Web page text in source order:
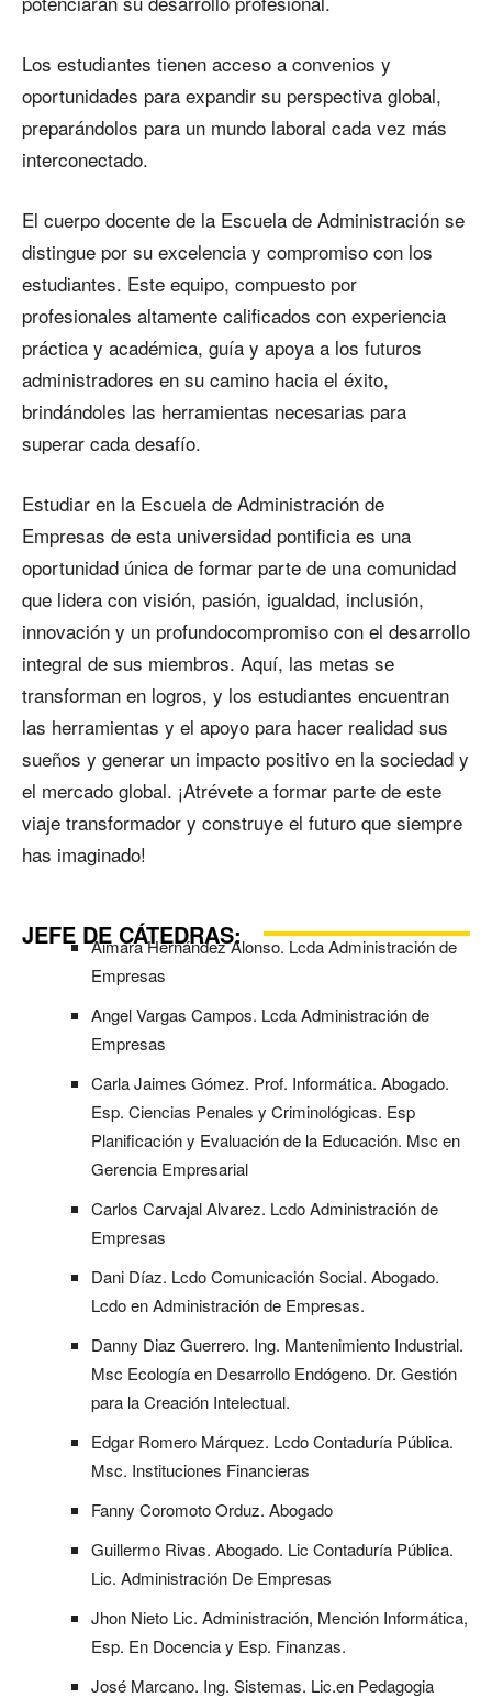
Los estudiantes tienen acceso a convenios y
oportunidades para expandir su perspectiva global,
preparándolos para un mundo laboral cada vez más
interconectado.
El cuerpo docente de la Escuela de Administración se
distingue por su excelencia y compromiso con los
estudiantes. Este equipo, compuesto por
profesionales altamente calificados con experiencia
práctica y académica, guía y apoya a los futuros
administradores en su camino hacia el éxito,
brindándoles las herramientas necesarias para
superar cada desafío.
Estudiar en la Escuela de Administración de
Empresas de esta universidad pontificia es una
oportunidad única de formar parte de una comunidad
que lidera con visión, pasión, igualdad, inclusión,
innovación y un profundocompromiso con el desarrollo
integral de sus miembros. Aquí, las metas se
transforman en logros, y los estudiantes encuentran
las herramientas y el apoyo para hacer realidad sus
sueños y generar un impacto positivo en la sociedad y
el mercado global. ¡Atrévete a formar parte de este
viaje transformador y construye el futuro que siempre
has imaginado!
JEFE DE CÁTEDRAS:
Aimara Hernández Alonso. Lcda Administración de
Empresas
Angel Vargas Campos. Lcda Administración de
Empresas
Carla Jaimes Gómez. Prof. Informática. Abogado.
Esp. Ciencias Penales y Criminológicas. Esp
Planificación y Evaluación de la Educación. Msc en
Gerencia Empresarial
Carlos Carvajal Alvarez. Lcdo Administración de
Empresas
Dani Díaz. Lcdo Comunicación Social. Abogado.
Lcdo en Administración de Empresas.
Danny Diaz Guerrero. Ing. Mantenimiento Industrial.
Msc Ecología en Desarrollo Endógeno. Dr. Gestión
para la Creación Intelectual.
Edgar Romero Márquez. Lcdo Contaduría Pública.
Msc. Instituciones Financieras
Fanny Coromoto Orduz. Abogado
Guillermo Rivas. Abogado. Lic Contaduría Pública.
Lic. Administración De Empresas
Jhon Nieto Lic. Administración, Mención Informática,
Esp. En Docencia y Esp. Finanzas.
José Marcano. Ing. Sistemas. Lic.en Pedagogia